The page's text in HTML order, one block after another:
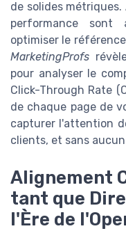
de solides
performance sont
optimiser le
MarketingProfs
pour analyser le
Click-Through Rate
de chaque page de
capturer l'attention
clients, et sans
Alignement
tant que
l'Ère de